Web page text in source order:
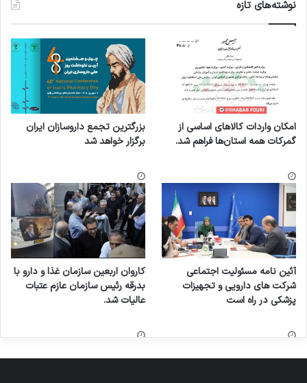
نوشته‌های تازه
امکان واردات کالاهای اساسی از
گمرکات همه استان‌ها فراهم شد.
بزرگترین تجمع داروسازان ایران
برگزار خواهد شد
آئین نامه مسئولیت اجتماعی
شرکت های دارویی و تجهیزات
پزشکی در راه است
کاروان اربعین سازمان غذا و دارو با
بدرقه رئیس سازمان عازم عتبات
عالیات شد.